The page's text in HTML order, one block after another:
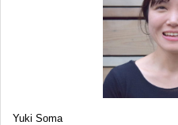
Yuki Soma